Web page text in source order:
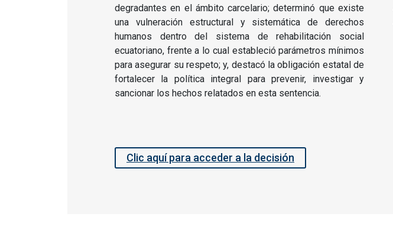
degradantes en el ámbito carcelario; determinó que existe
una vulneración estructural y sistemática de derechos
humanos dentro del sistema de rehabilitación social
ecuatoriano, frente a lo cual estableció parámetros mínimos
para asegurar su respeto; y, destacó la obligación estatal de
fortalecer la política integral para prevenir, investigar y
sancionar los hechos relatados en esta sentencia.
Clic aquí para acceder a la decisión